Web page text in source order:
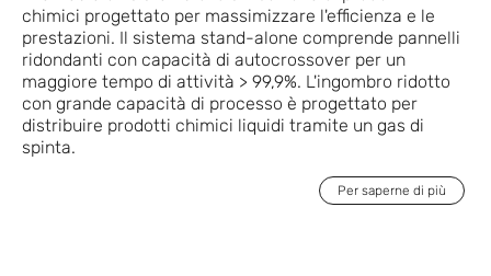
chimici progettato per massimizzare l'efficienza e le
prestazioni. Il sistema stand-alone comprende pannelli
ridondanti con capacità di autocrossover per un
maggiore tempo di attività > 99,9%. L'ingombro ridotto
con grande capacità di processo è progettato per
distribuire prodotti chimici liquidi tramite un gas di
spinta.
Per saperne di più